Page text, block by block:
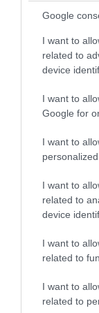
Google
I want to
related to
device
I want to
Google for
I want to
I want to
related to
device
I want to
related to
I want to
related to